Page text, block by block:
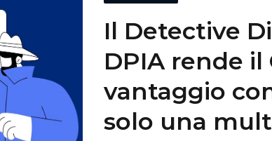
Il Detective
DPIA rende il
vantaggio
solo una